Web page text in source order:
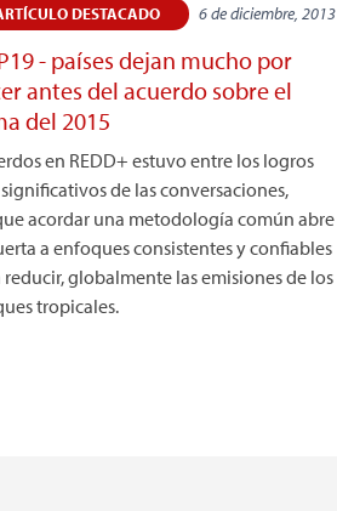
DESTACADO 6 de diciembre, 2013
- países dejan mucho por
antes del acuerdo sobre el
del 2015
en REDD+ estuvo entre los logros
de las conversaciones,
acordar una metodología común abre
a enfoques consistentes y confiables
reducir, globalmente las emisiones de los
tropicales.